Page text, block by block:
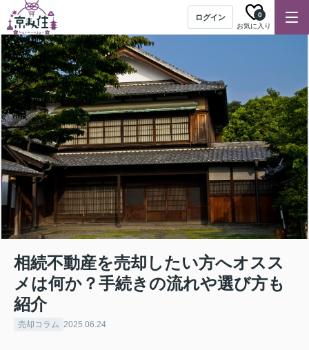
ログイン
お気に入り
0
相続不動産を売却したい方へオスス
メは何か？手続きの流れや選び方も
紹介
売却コラム 2025.06.24